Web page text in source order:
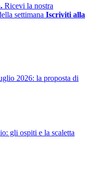
Ricevi la nostra
settimana Iscriviti alla
2026: la proposta di
gli ospiti e la scaletta